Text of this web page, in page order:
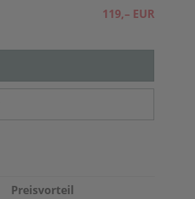
119,– EUR
Preisvorteil